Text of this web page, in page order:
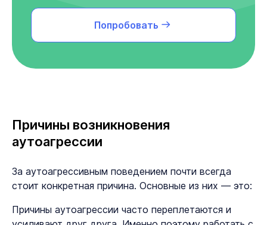
Попробовать
Причины возникновения
аутоагрессии
За аутоагрессивным поведением почти всегда
стоит конкретная причина. Основные из них — это:
Причины аутоагрессии часто переплетаются и